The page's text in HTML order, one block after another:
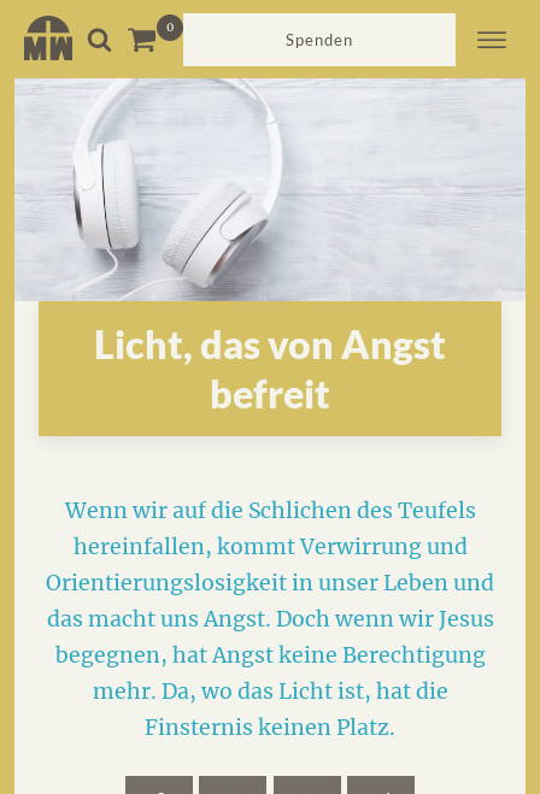
Spenden
Licht, das von Angst
befreit
Wenn wir auf die Schlichen des Teufels
hereinfallen, kommt Verwirrung und
Orientierungslosigkeit in unser Leben und
das macht uns Angst. Doch wenn wir Jesus
begegnen, hat Angst keine Berechtigung
mehr. Da, wo das Licht ist, hat die
Finsternis keinen Platz.